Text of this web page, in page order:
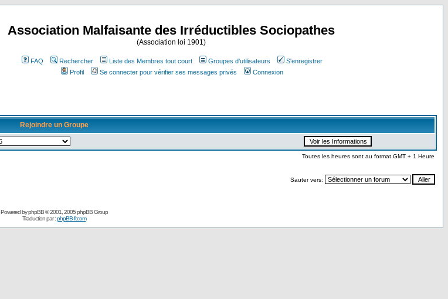
Association Malfaisante des Irréductibles Sociopathes
(Association loi 1901)
FAQ Rechercher Liste des Membres tout court Groupes d'utilisateurs
S'enregistrer
Profil
Se connecter pour vérifier ses messages privés Connexion
Rejoindre un Groupe
Toutes les heures sont au format GMT + 1 Heure
Sauter vers:
Powered byphpBB© 2001, 2005 phpBB Group
Traduction par :phpBB-fr.com